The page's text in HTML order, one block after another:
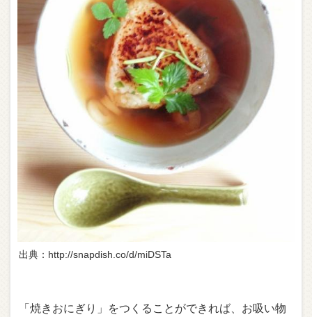
出典：http://snapdish.co/d/miDSTa
「焼きおにぎり」をつくることができれば、お吸い物